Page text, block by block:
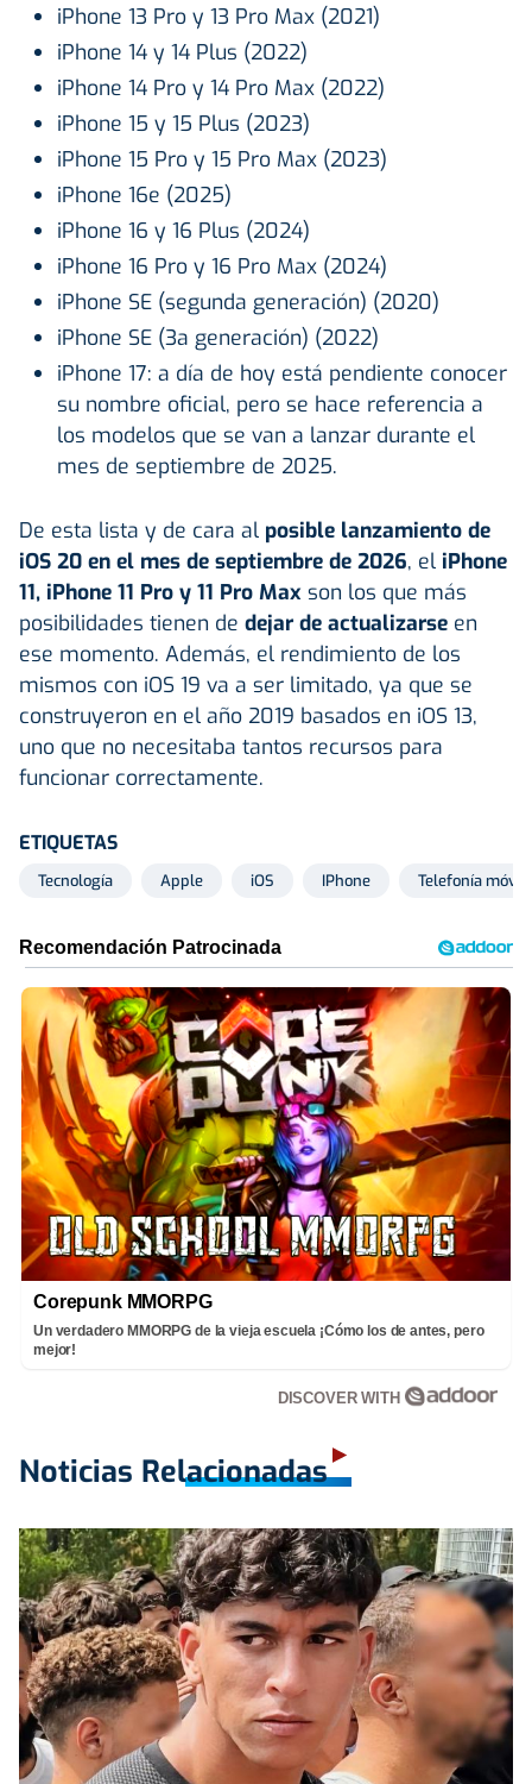
iPhone 13 Pro y 13 Pro Max (2021)
iPhone 14 y 14 Plus (2022)
iPhone 14 Pro y 14 Pro Max (2022)
iPhone 15 y 15 Plus (2023)
iPhone 15 Pro y 15 Pro Max (2023)
iPhone 16e (2025)
iPhone 16 y 16 Plus (2024)
iPhone 16 Pro y 16 Pro Max (2024)
iPhone SE (segunda generación) (2020)
iPhone SE (3a generación) (2022)
iPhone 17: a día de hoy está pendiente conocer
su nombre oficial, pero se hace referencia a
los modelos que se van a lanzar durante el
mes de septiembre de 2025.
De esta lista y de cara al posible lanzamiento de
iOS 20 en el mes de septiembre de 2026, el iPhone
11, iPhone 11 Pro y 11 Pro Max son los que más
posibilidades tienen de dejar de actualizarse en
ese momento. Además, el rendimiento de los
mismos con iOS 19 va a ser limitado, ya que se
construyeron en el año 2019 basados en iOS 13,
uno que no necesitaba tantos recursos para
funcionar correctamente.
ETIQUETAS
Tecnología Apple iOS IPhone Telefonía móvil
Corepunk MMORPG
Un verdadero MMORPG de la vieja escuela ¡Cómo los de antes, pero
mejor!
DISCOVER WITH
Noticias Relacionadas